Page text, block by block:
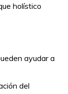
holístico
ayudar a
del